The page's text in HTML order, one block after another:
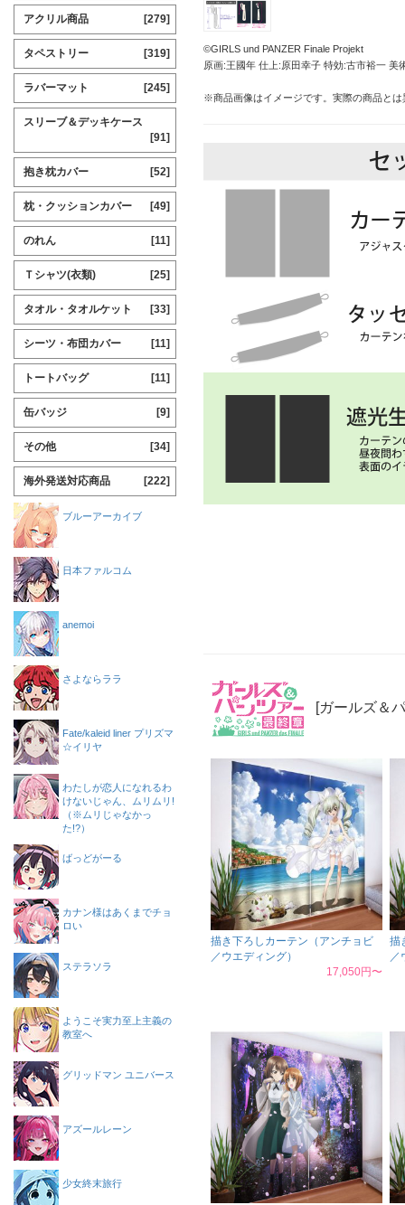
©GIRLS und PANZER Finale Projekt
原画:王國年 仕上:原田幸子 特効:古市裕一
※商品画像はイメージです。実際の商品と
[ガールズ＆
描き下ろしカーテン（アンチョビ
／ウエディング）
17,050円〜
描
／
アクリル商品 [279]
タペストリー [319]
ラバーマット [245]
スリーブ＆デッキケース
[91]
抱き枕カバー [52]
枕・クッションカバー [49]
のれん [11]
Ｔシャツ(衣類) [25]
タオル・タオルケット [33]
シーツ・布団カバー [11]
トートバッグ [11]
缶バッジ [9]
その他 [34]
海外発送対応商品 [222]
ブルーアーカイブ
日本ファルコム
anemoi
さよならララ
Fate/kaleid liner プリズマ
☆イリヤ
わたしが恋人になれるわ
けないじゃん、ムリムリ!
（※ムリじゃなかっ
た!?）
ばっどがーる
カナン様はあくまでチョ
ロい
ステラソラ
ようこそ実力至上主義の
教室へ
グリッドマン ユニバース
アズールレーン
少女終末旅行